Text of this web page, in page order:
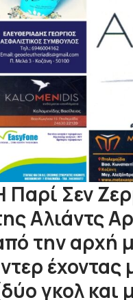
Παρί Σεν
Αλιάντς
την αρχή
γκολ και